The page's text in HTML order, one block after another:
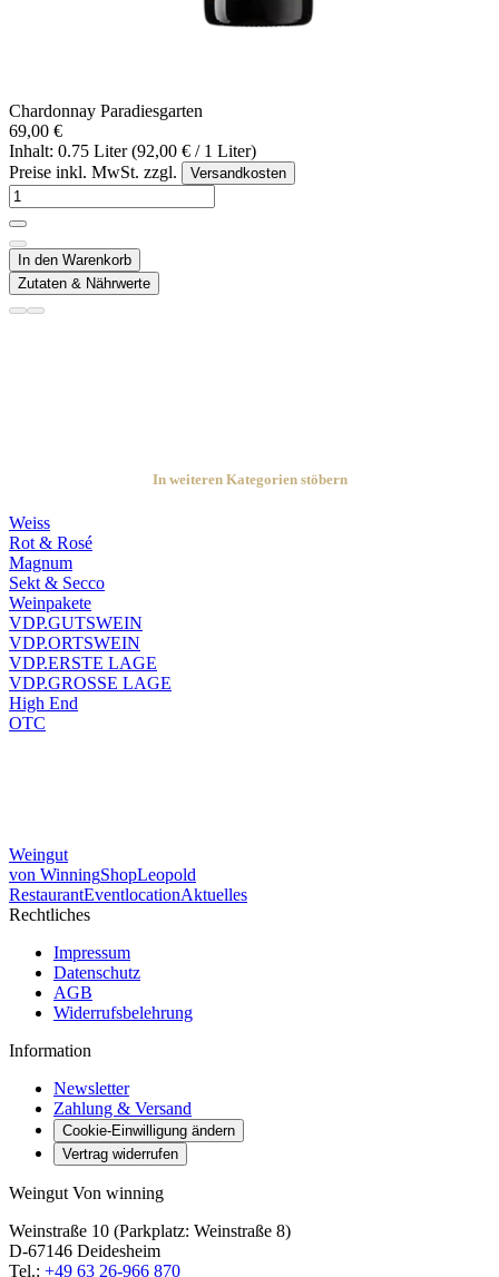
Chardonnay Paradiesgarten
69,00 €
Inhalt: 0.75 Liter (92,00 € / 1 Liter)
Preise inkl. MwSt. zzgl.
Versandkosten
In den Warenkorb
Zutaten & Nährwerte
In weiteren Kategorien stöbern
Weiss
Rot & Rosé
Magnum
Sekt & Secco
Weinpakete
VDP.GUTSWEIN
VDP.ORTSWEIN
VDP.ERSTE LAGE
VDP.GROSSE LAGE
High End
OTC
Weingut
von WinningShopLeopold
RestaurantEventlocationAktuelles
Rechtliches
Impressum
Datenschutz
AGB
Widerrufsbelehrung
Information
Newsletter
Zahlung & Versand
Cookie-Einwilligung ändern
Vertrag widerrufen
Weingut Von winning
Weinstraße 10 (Parkplatz: Weinstraße 8)
D-67146 Deidesheim
Tel.: +49 63 26-966 870